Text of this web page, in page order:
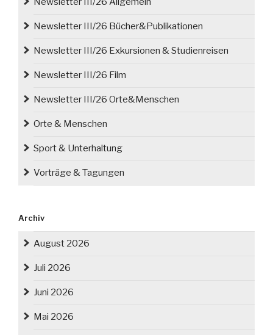
Newsletter III/26 Bücher&Publikationen
Newsletter III/26 Exkursionen & Studienreisen
Newsletter III/26 Film
Newsletter III/26 Orte&Menschen
Orte & Menschen
Sport & Unterhaltung
Vorträge & Tagungen
Archiv
August 2026
Juli 2026
Juni 2026
Mai 2026